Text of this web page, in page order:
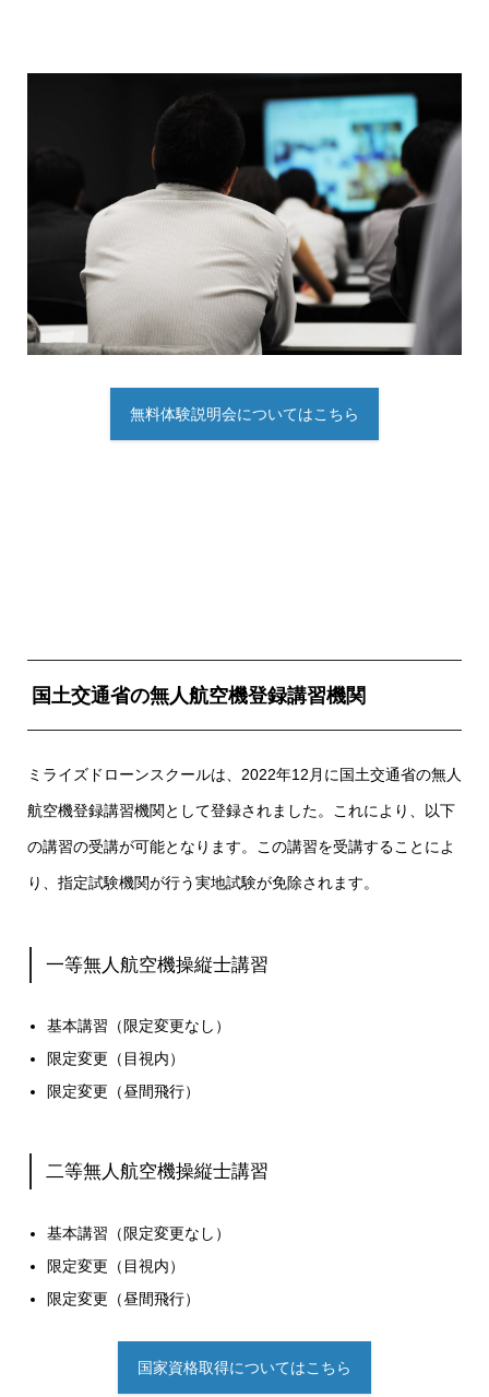
無料体験説明会についてはこちら
国土交通省の無人航空機登録講習機関
ミライズドローンスクールは、2022年12月に国土交通省の無人
航空機登録講習機関として登録されました。これにより、以下
の講習の受講が可能となります。この講習を受講することによ
り、指定試験機関が行う実地試験が免除されます。
一等無人航空機操縦士講習
基本講習（限定変更なし）
限定変更（目視内）
限定変更（昼間飛行）
二等無人航空機操縦士講習
基本講習（限定変更なし）
限定変更（目視内）
限定変更（昼間飛行）
国家資格取得についてはこちら